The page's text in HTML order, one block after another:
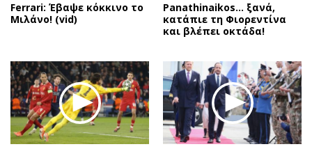
Ferrari: Έβαψε κόκκινο το
Μιλάνο! (vid)
Panathinaikos… ξανά,
κατάπιε τη Φιορεντίνα
και βλέπει οκτάδα!